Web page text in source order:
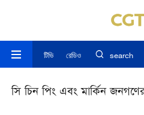
টিভি রেডিও search
সি চিন পিং এবং মার্কিন